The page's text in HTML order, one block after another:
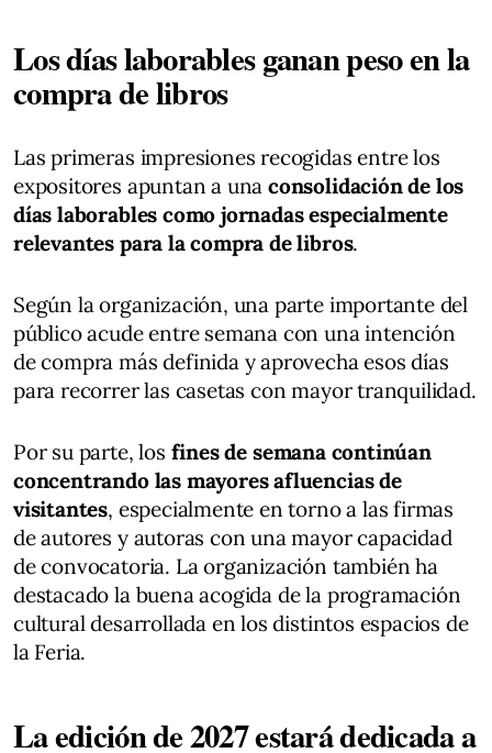
Los días laborables ganan peso en la
compra de libros
Las primeras impresiones recogidas entre los
expositores apuntan a unaconsolidación de los
días laborables como jornadas especialmente
relevantes para la compra de libros.
Según la organización, una parte importante del
público acude entre semana con una intención
de compra más definida y aprovecha esos días
para recorrer las casetas con mayor tranquilidad.
Por su parte, los fines de semana continúan
concentrando las mayores afluencias de
visitantes, especialmente en torno a las firmas
de autores y autoras con una mayor capacidad
de convocatoria. La organización también ha
destacado la buena acogida de la programación
cultural desarrollada en los distintos espacios de
la Feria.
La edición de 2027 estará dedicada a